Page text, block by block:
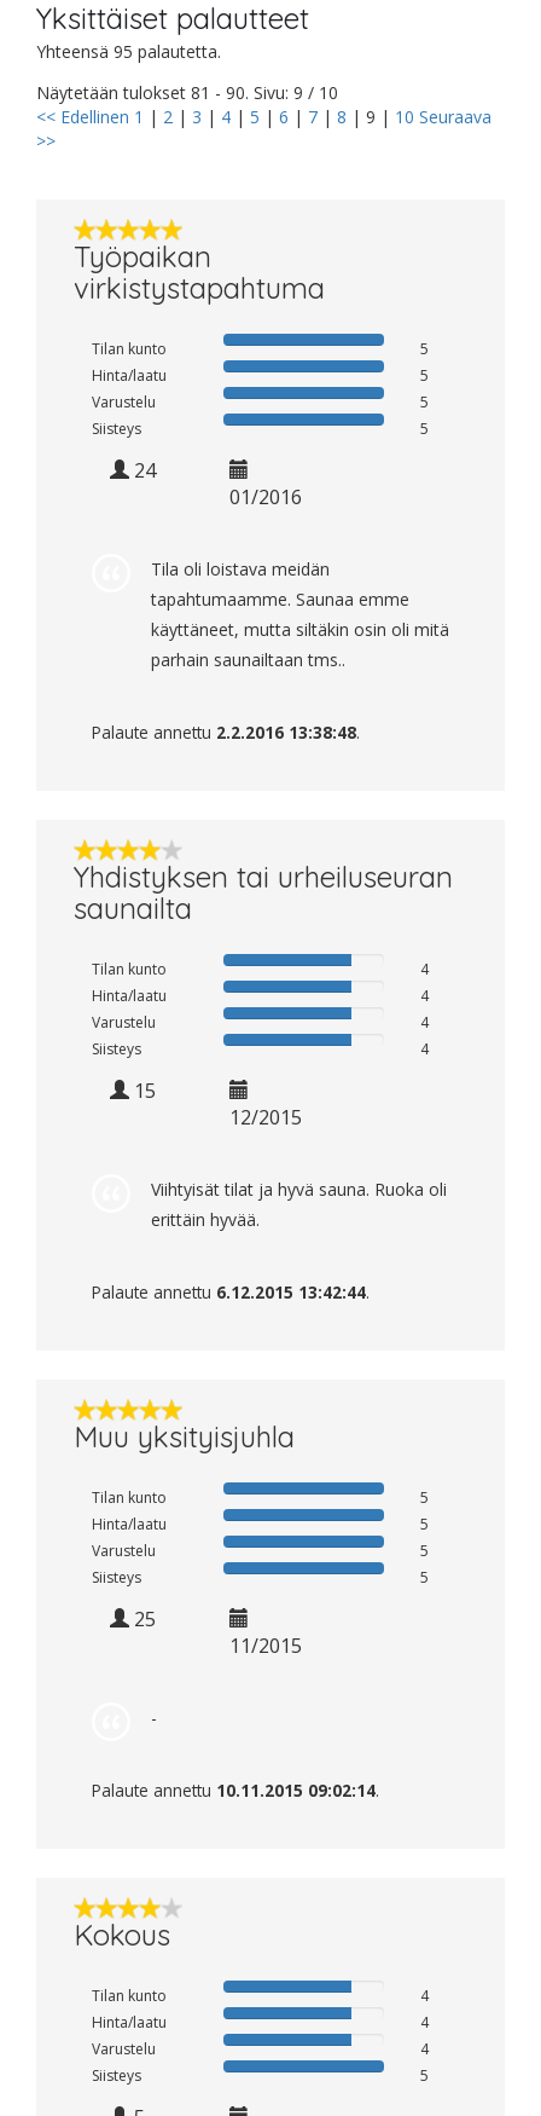
Yksittäiset palautteet
Yhteensä 95 palautetta.
Näytetään tulokset 81 - 90. Sivu: 9 / 10
<< Edellinen 1 | 2 | 3 | 4 | 5 | 6 | 7 | 8 | 9 | 10 Seuraava
>>
Työpaikan
virkistystapahtuma
Tilan kunto
5
Hinta/laatu
5
Varustelu
5
Siisteys
5
24
01/2016
Tila oli loistava meidän
tapahtumaamme. Saunaa emme
käyttäneet, mutta siltäkin osin oli mitä
parhain saunailtaan tms..
Palaute annettu 2.2.2016 13:38:48.
Yhdistyksen tai urheiluseuran
saunailta
Tilan kunto
4
Hinta/laatu
4
Varustelu
4
Siisteys
4
15
12/2015
Viihtyisät tilat ja hyvä sauna. Ruoka oli
erittäin hyvää.
Palaute annettu 6.12.2015 13:42:44.
Muu yksityisjuhla
Tilan kunto
5
Hinta/laatu
5
Varustelu
5
Siisteys
5
25
11/2015
-
Palaute annettu 10.11.2015 09:02:14.
Kokous
Tilan kunto
4
Hinta/laatu
4
Varustelu
4
Siisteys
5